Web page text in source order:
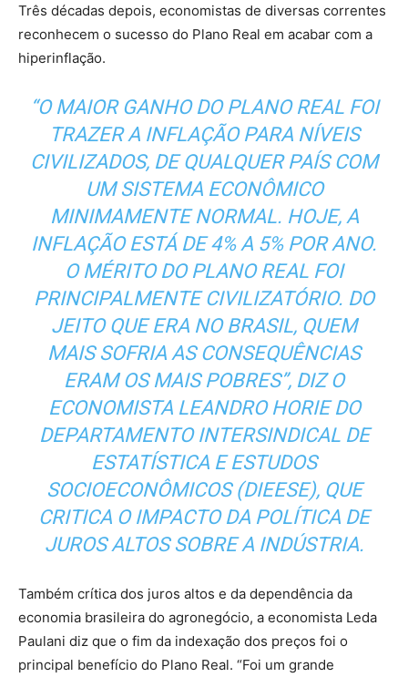
Três décadas depois, economistas de diversas correntes
reconhecem o sucesso do Plano Real em acabar com a
hiperinflação.
“O MAIOR GANHO DO PLANO REAL FOI
TRAZER A INFLAÇÃO PARA NÍVEIS
CIVILIZADOS, DE QUALQUER PAÍS COM
UM SISTEMA ECONÔMICO
MINIMAMENTE NORMAL. HOJE, A
INFLAÇÃO ESTÁ DE 4% A 5% POR ANO.
O MÉRITO DO PLANO REAL FOI
PRINCIPALMENTE CIVILIZATÓRIO. DO
JEITO QUE ERA NO BRASIL, QUEM
MAIS SOFRIA AS CONSEQUÊNCIAS
ERAM OS MAIS POBRES”, DIZ O
ECONOMISTA LEANDRO HORIE DO
DEPARTAMENTO INTERSINDICAL DE
ESTATÍSTICA E ESTUDOS
SOCIOECONÔMICOS (DIEESE), QUE
CRITICA O IMPACTO DA POLÍTICA DE
JUROS ALTOS SOBRE A INDÚSTRIA.
Também crítica dos juros altos e da dependência da
economia brasileira do agronegócio, a economista Leda
Paulani diz que o fim da indexação dos preços foi o
principal benefício do Plano Real. “Foi um grande